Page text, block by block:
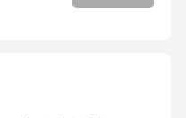
象，杜绝泄露客户